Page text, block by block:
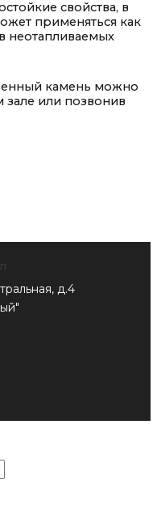
свойства, в
применяться как
неотапливаемых
камень можно
зале или позвонив
д.4